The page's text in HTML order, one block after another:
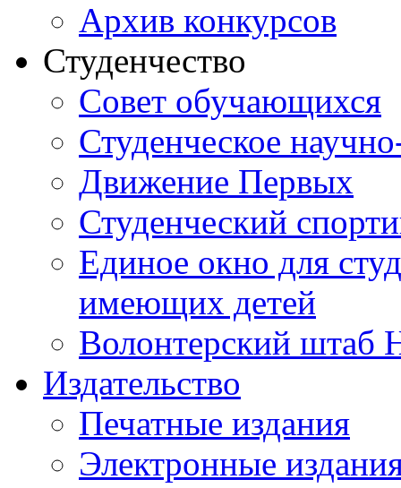
Архив конкурсов
Студенчество
Совет обучающихся
Студенческое
Движение Первых
Студенческий
Единое окно для
имеющих детей
Волонтерский штаб
Издательство
Печатные издания
Электронные